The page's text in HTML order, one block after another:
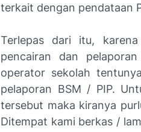
terkait dengan pendataan
Terlepas dari itu,
pencairan dan
operator sekolah
pelaporan BSM / PIP.
tersebut maka kiranya
Ditempat kami berkas /